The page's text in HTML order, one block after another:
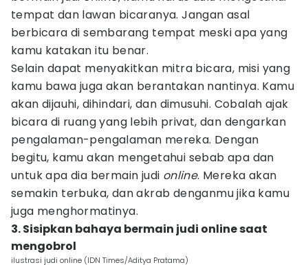
tempat dan lawan bicaranya. Jangan asal
berbicara di sembarang tempat meski apa yang
kamu katakan itu benar.
Selain dapat menyakitkan mitra bicara, misi yang
kamu bawa juga akan berantakan nantinya. Kamu
akan dijauhi, dihindari, dan dimusuhi. Cobalah ajak
bicara di ruang yang lebih privat, dan dengarkan
pengalaman-pengalaman mereka. Dengan
begitu, kamu akan mengetahui sebab apa dan
untuk apa dia bermain judi online. Mereka akan
semakin terbuka, dan akrab denganmu jika kamu
juga menghormatinya.
3. Sisipkan bahaya bermain judi online saat
mengobrol
ilustrasi judi online (IDN Times/Aditya Pratama)